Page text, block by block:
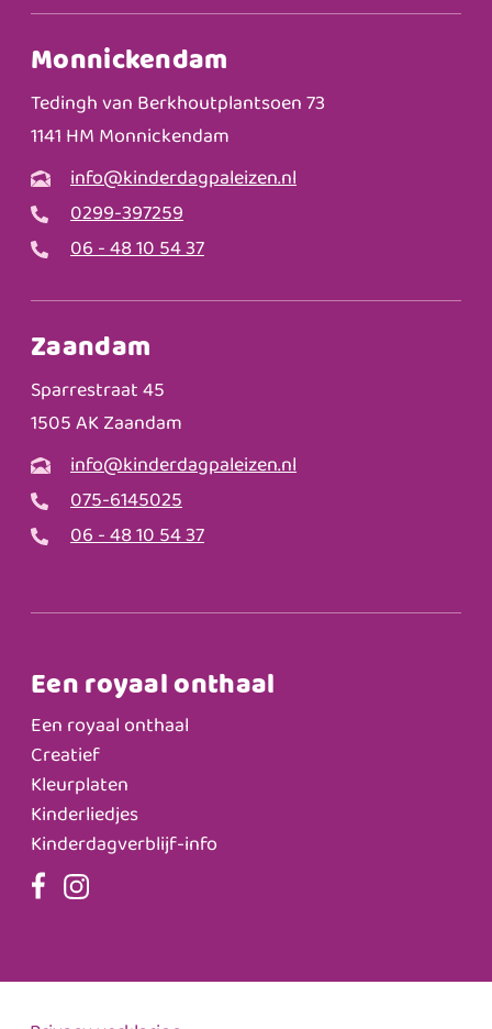
Monnickendam
Tedingh van Berkhoutplantsoen 73
1141 HM Monnickendam
info@kinderdagpaleizen.nl
0299-397259
06 - 48 10 54 37
Zaandam
Sparrestraat 45
1505 AK Zaandam
info@kinderdagpaleizen.nl
075-6145025
06 - 48 10 54 37
Een royaal onthaal
Een royaal onthaal
Creatief
Kleurplaten
Kinderliedjes
Kinderdagverblijf-info